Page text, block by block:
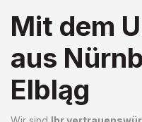
Mit dem
aus
Elbląg